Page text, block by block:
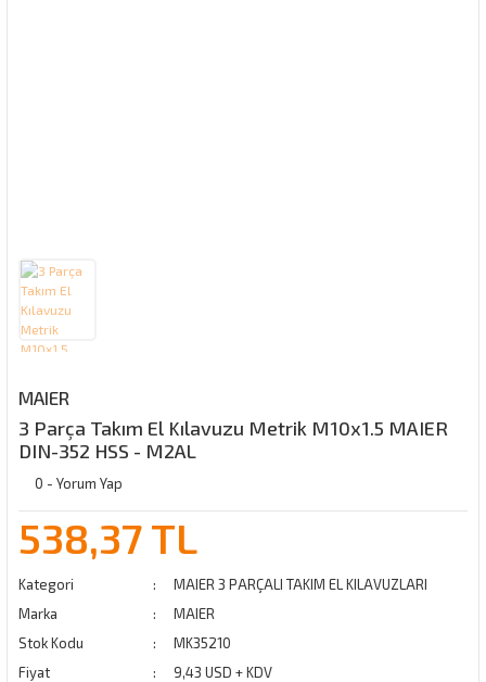
MAIER
3 Parça Takım El Kılavuzu Metrik M10x1.5 MAIER
DIN-352 HSS - M2AL
0 - Yorum Yap
538,37 TL
Kategori
MAIER 3 PARÇALI TAKIM EL KILAVUZLARI
Marka
MAIER
Stok Kodu
MK35210
Fiyat
9,43 USD + KDV